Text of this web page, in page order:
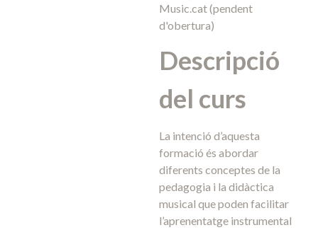
Music.cat (pendent
d'obertura)
Descripció
del curs
La intenció d’aquesta
formació és abordar
diferents conceptes de la
pedagogia i la didàctica
musical que poden facilitar
l’aprenentatge instrumental